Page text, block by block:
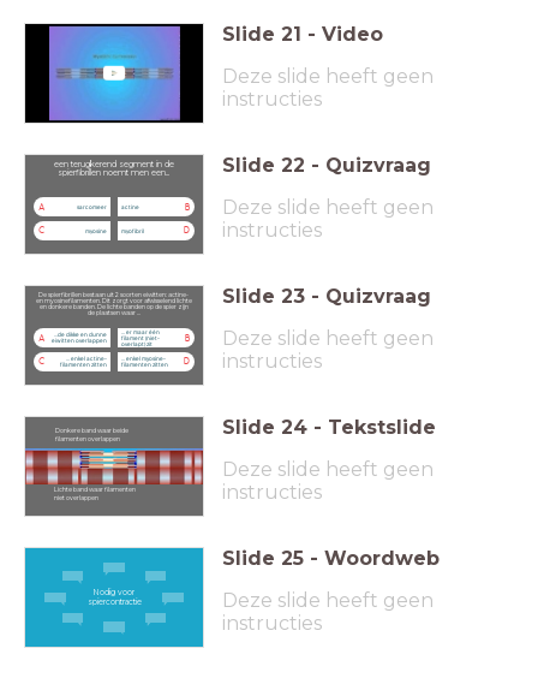
Slide 21 - Video
Deze slide heeft geen
instructies
een terugkerend segment in de
spierfibrillen noemt men een...
A sarcomeer B
actine
C myosine D
myofibril
Slide 22 - Quizvraag
Deze slide heeft geen
instructies
De spierfibrillen bestaan uit 2 soorten eiwitten: actine-
en myosinefilamenten. Dit zorgt voor afwisselend lichte
en donkere banden. De lichte banden op de spier zijn
de plaatsen waar ...
A
...de dikke en dunne
eiwitten overlappen
B
... er maar één
filament (niet-
overlapt) zit
C
... enkel actine-
filamenten zitten
D
... enkel myosine-
filamenten zitten
Slide 23 - Quizvraag
Deze slide heeft geen
instructies
Donkere band waar beide
filamenten overlappen
Lichte band waar filamenten
niet overlappen
Slide 24 - Tekstslide
Deze slide heeft geen
instructies
Nodig voor
spiercontractie
Slide 25 - Woordweb
Deze slide heeft geen
instructies